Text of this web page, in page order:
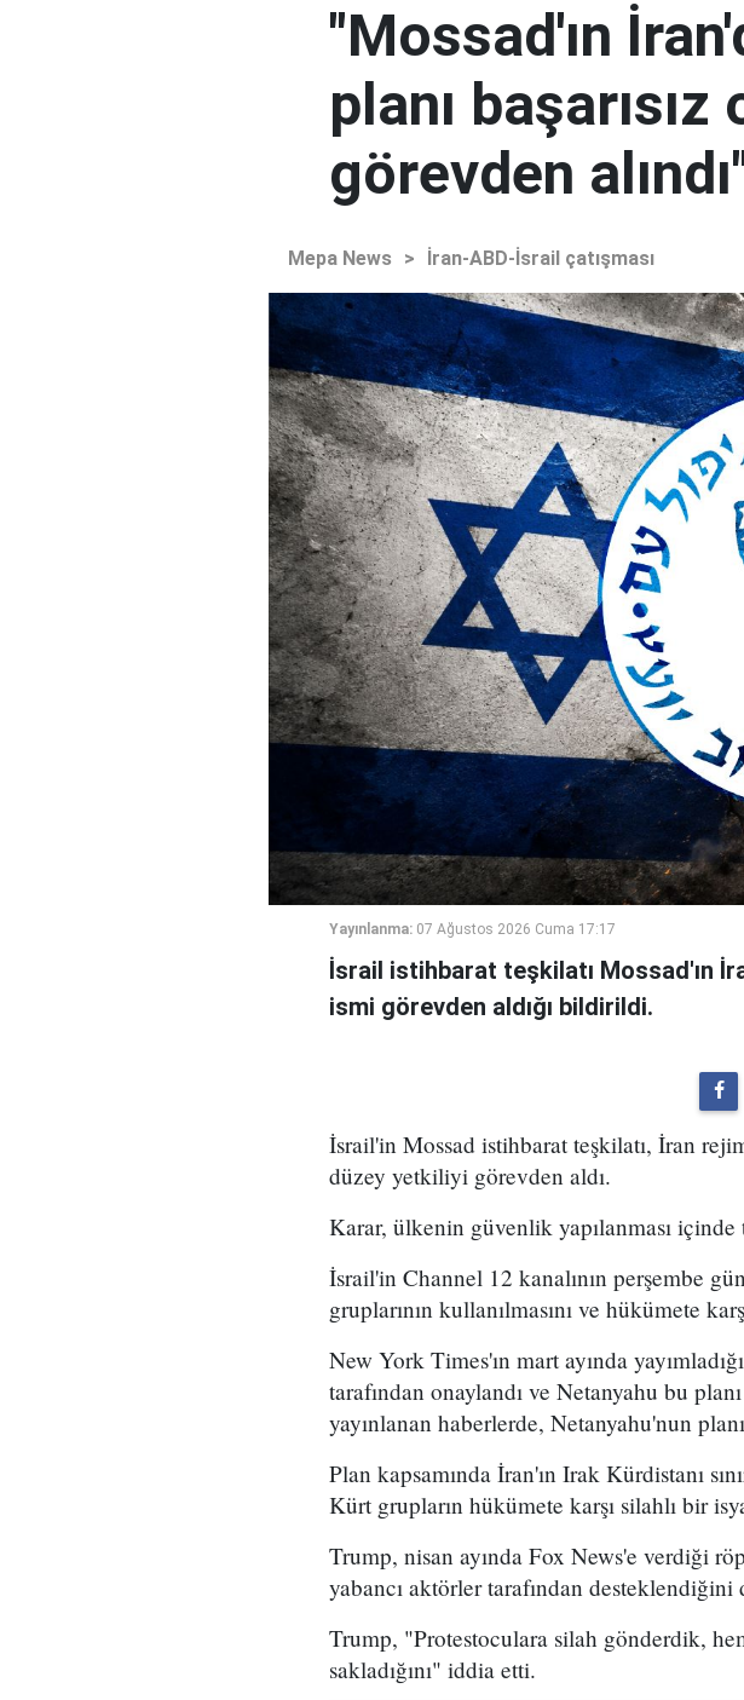
"Mossad'ın
planı
görevden
Mepa News > İran-ABD-İsrail çatışması
Yayınlanma: 07 Ağustos 2026 Cuma 17:17
İsrail istihbarat teşkilatı Mossad'ın
ismi görevden aldığı bildirildi.
İsrail'in Mossad istihbarat teşkilatı, İran
düzey yetkiliyi görevden aldı.
Karar, ülkenin güvenlik yapılanması içinde
İsrail'in Channel 12 kanalının perşembe
gruplarının kullanılmasını ve hükümete
New York Times'ın mart ayında
tarafından onaylandı ve Netanyahu bu
yayınlanan haberlerde, Netanyahu'nun
Plan kapsamında İran'ın Irak Kürdistanı
Kürt grupların hükümete karşı silahlı bir
Trump, nisan ayında Fox News'e verdiği
yabancı aktörler tarafından
Trump, "Protestoculara silah gönderdik,
sakladığını" iddia etti.